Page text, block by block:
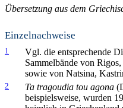
Übersetzung aus dem
Einzelnachweise
1
Vgl. die entsprechende
Sammelbände von
sowie von Natsina,
2 Ta tragoudia tou agona
beispielsweise, wurden